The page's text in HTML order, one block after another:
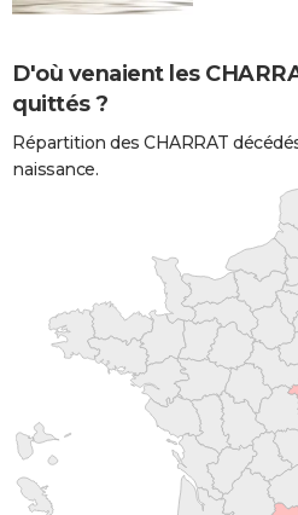
D'où venaient les
quittés ?
Répartition des CHARRAT
naissance.